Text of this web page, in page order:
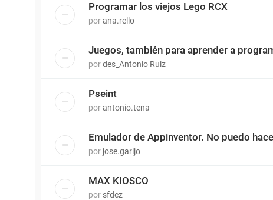
Programar los viejos Lego RCX
porana.rello
Juegos, también para aprender a
pordes_Antonio Ruiz
Pseint
porantonio.tena
Emulador de Appinventor. No puedo
por jose.garijo
MAX KIOSCO
por sfdez